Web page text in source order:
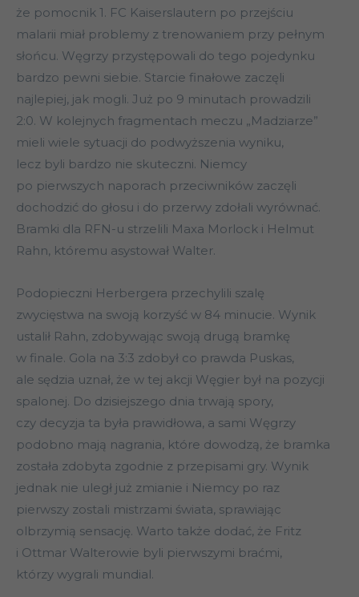
że pomocnik 1. FC Kaiserslautern po przejściu
malarii miał problemy z trenowaniem przy pełnym
słońcu. Węgrzy przystępowali do tego pojedynku
bardzo pewni siebie. Starcie finałowe zaczęli
najlepiej, jak mogli. Już po 9 minutach prowadzili
2:0. W kolejnych fragmentach meczu „Madziarze”
mieli wiele sytuacji do podwyższenia wyniku,
lecz byli bardzo nie skuteczni. Niemcy
po pierwszych naporach przeciwników zaczęli
dochodzić do głosu i do przerwy zdołali wyrównać.
Bramki dla RFN-u strzelili Maxa Morlock i Helmut
Rahn, któremu asystował Walter.
Podopieczni Herbergera przechylili szalę
zwycięstwa na swoją korzyść w 84 minucie. Wynik
ustalił Rahn, zdobywając swoją drugą bramkę
w finale. Gola na 3:3 zdobył co prawda Puskas,
ale sędzia uznał, że w tej akcji Węgier był na pozycji
spalonej. Do dzisiejszego dnia trwają spory,
czy decyzja ta była prawidłowa, a sami Węgrzy
podobno mają nagrania, które dowodzą, że bramka
została zdobyta zgodnie z przepisami gry. Wynik
jednak nie uległ już zmianie i Niemcy po raz
pierwszy zostali mistrzami świata, sprawiając
olbrzymią sensację. Warto także dodać, że Fritz
i Ottmar Walterowie byli pierwszymi braćmi,
którzy wygrali mundial.